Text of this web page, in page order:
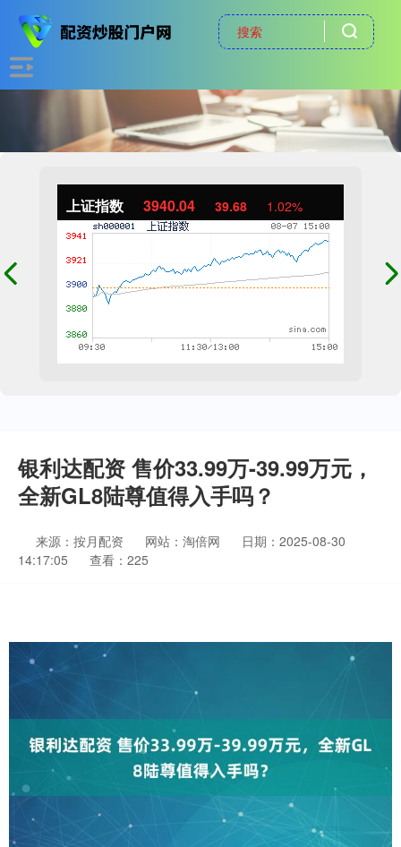
上证指数 3940.04 39.68 1.02%
银利达配资 售价33.99万-39.99万元，
全新GL8陆尊值得入手吗？
来源：按月配资 网站：淘倍网
日期：2025-08-30
14:17:05
查看：225